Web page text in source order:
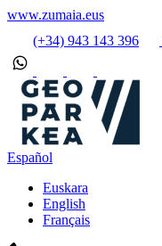
www.zumaia.eus
(+34) 943 143 396
Español
Euskara
English
Français